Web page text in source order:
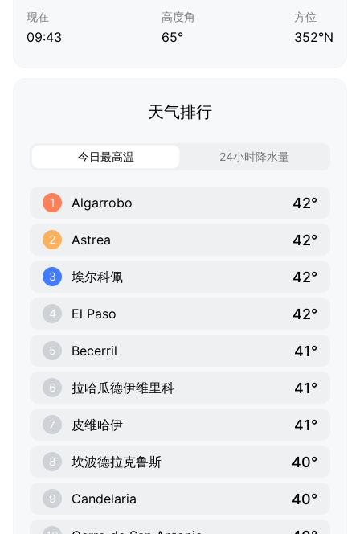
现在
09:43
高度角
65°
方位
352°N
天气排行
今日最高温 24小时降水量
1 Algarrobo 42°
2 Astrea 42°
3 埃尔科佩 42°
4 El Paso 42°
5 Becerril 41°
6 拉哈瓜德伊维里科 41°
7 皮维哈伊 41°
8 坎波德拉克鲁斯 40°
9 Candelaria 40°